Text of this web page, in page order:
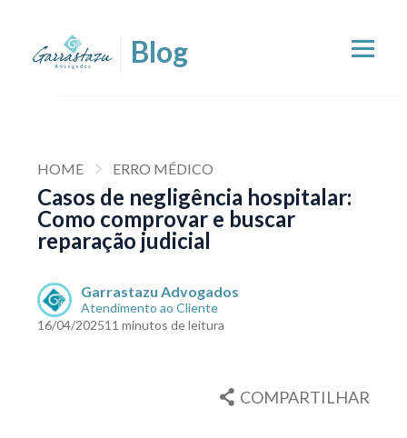
HOME ERRO MÉDICO
Casos de negligência hospitalar:
Como comprovar e buscar
reparação judicial
Garrastazu Advogados
Atendimento ao Cliente
16/04/202511 minutos de leitura
COMPARTILHAR